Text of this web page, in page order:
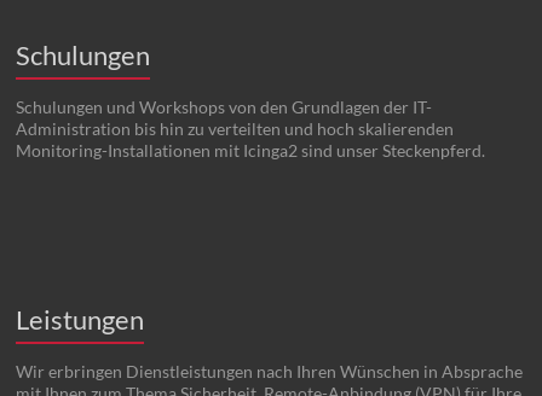
Schulungen
Schulungen und Workshops von den Grundlagen der IT-
Administration bis hin zu verteilten und hoch skalierenden
Monitoring-Installationen mit Icinga2 sind unser Steckenpferd.
Leistungen
Wir erbringen Dienstleistungen nach Ihren Wünschen in Absprache